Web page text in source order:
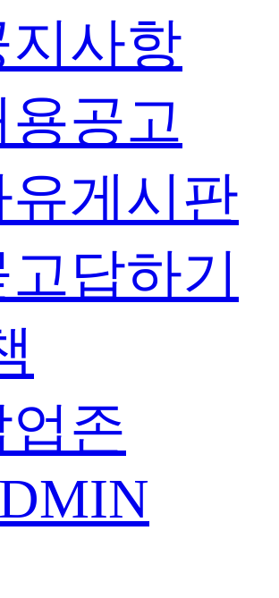
지사항
용공고
유게시판
고답하기
업존